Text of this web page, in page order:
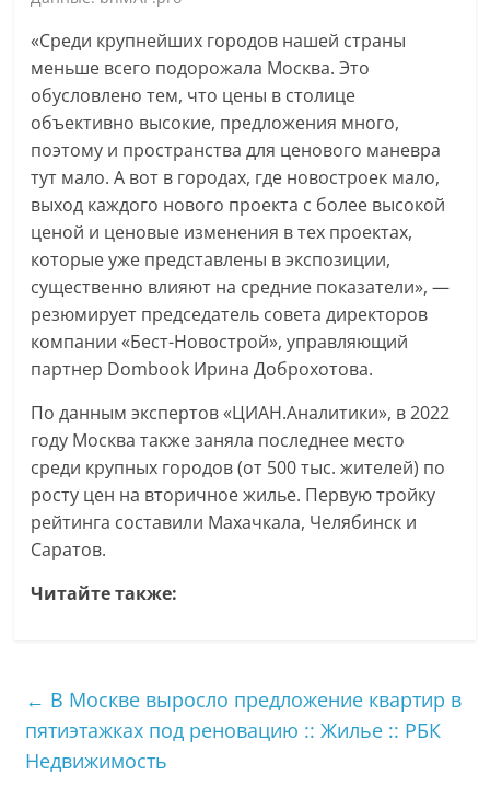
«Среди крупнейших городов нашей страны
меньше всего подорожала Москва. Это
обусловлено тем, что цены в столице
объективно высокие, предложения много,
поэтому и пространства для ценового маневра
тут мало. А вот в городах, где новостроек мало,
выход каждого нового проекта с более высокой
ценой и ценовые изменения в тех проектах,
которые уже представлены в экспозиции,
существенно влияют на средние показатели», —
резюмирует председатель совета директоров
компании «Бест-Новострой», управляющий
партнер Dombook Ирина Доброхотова.
По данным экспертов «ЦИАН.Аналитики», в 2022
году Москва также заняла последнее место
среди крупных городов (от 500 тыс. жителей) по
росту цен на вторичное жилье. Первую тройку
рейтинга составили Махачкала, Челябинск и
Саратов.
Читайте также:
← В Москве выросло предложение квартир в
пятиэтажках под реновацию :: Жилье :: РБК
Недвижимость